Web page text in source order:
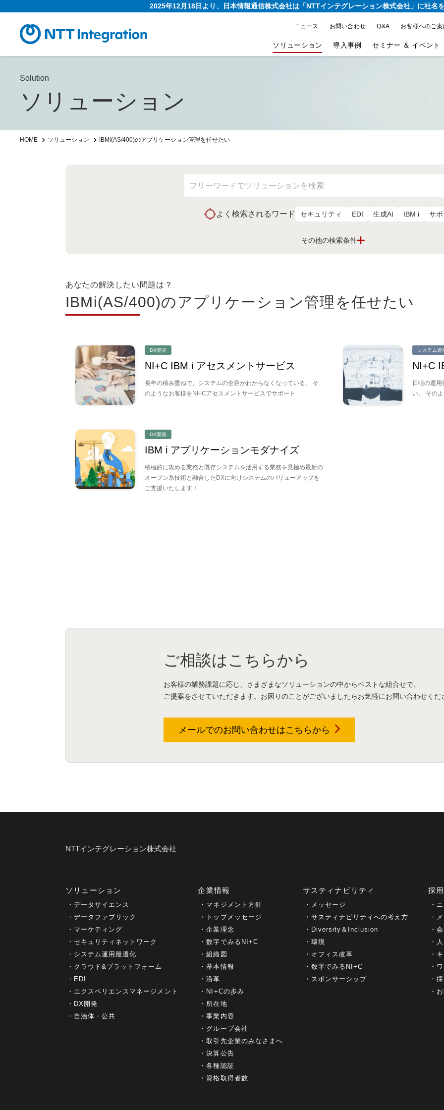
2025年12月18日より、日本情報通信株式会社は「NTTインテグレーション株式会社」に社名
ニュース お問い合わせ Q&A お客様へのご
ソリューション 導入事例 セミナー ＆ イベント
Solution
ソリューション
HOME ソリューション IBMi(AS/400)のアプリケーション管理を任せたい
よく検索されるワード セキュリティ EDI 生成AI IBM i サ
ITを活用した人材や働き方の改善を進めたい
業務プロセスや業務効率化を実現したい
顧客や従業員の体験を向上させたい
セキュリティを強化して安心感を持ちたい
新しい挑戦でビジネスを変革したい
あなたの解決したい問題は？
IBMi(AS/400)のアプリケーション管理を任せたい
DX開発
NI+C IBM i アセスメントサービス
長年の積み重ねで、システムの全容がわからなくなっている、 そ
のようなお客様をNI+Cアセスメントサービスでサポート
システム運
NI+C
日頃の運
い、 その
DX開発
IBM i アプリケーションモダナイズ
積極的に攻める業務と既存システムを活用する業務を見極め最新の
オープン系技術と融合したDXに向けシステムのバリューアップを
ご支援いたします！
ご相談はこちらから
お客様の業務課題に応じ、さまざまなソリューションの中からベストな組合せで、
ご提案をさせていただきます。お困りのことがございましたらお気軽にお問い合わせくだ
メールでのお問い合わせはこちらから
NTTインテグレーション株式会社
ソリューション
データサイエンス
データファブリック
マーケティング
セキュリティネットワーク
システム運用最適化
クラウド&プラットフォーム
EDI
エクスペリエンスマネージメント
DX開発
自治体・公共
企業情報
マネジメント方針
トップメッセージ
企業理念
数字でみるNI+C
組織図
基本情報
沿革
NI+Cの歩み
所在地
事業内容
グループ会社
取引先企業のみなさまへ
決算公告
各種認証
資格取得者数
サスティナビリティ
メッセージ
サスティナビリティへの考え方
Diversity＆Inclusion
環境
オフィス改革
数字でみるNI+C
スポンサーシップ
採